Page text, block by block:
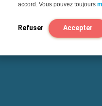
accord. Vous pouvez toujours
Refuser Accepter